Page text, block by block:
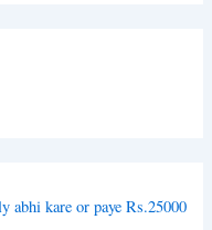
abhi kare or paye Rs.25000